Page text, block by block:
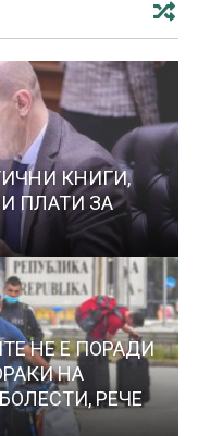
КНИГИ,
ПЛАТИ ЗА
НЕ Е ПОРАДИ
НА
РЕЧЕ